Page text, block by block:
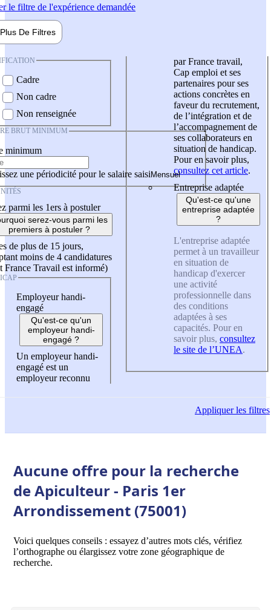
le filtre de l'expérience demandée
Plus De Filtres
Cadre
Non cadre
Non renseignée
BRUT MINIMUM
minimum
une périodicité pour le salaire saisi
parmi les 1ers à postuler
serez-vous parmi les
premiers à postuler ?
de plus de 15 jours,
moins de 4 candidatures
France Travail est informé)
Employeur handi-
engagé
Qu'est-ce qu'un
employeur handi-
engagé ?
Un employeur handi-
engagé est un
employeur reconnu
par France travail,
Cap emploi et ses
partenaires pour ses
actions concrètes en
faveur du recrutement,
de l’intégration et de
l’accompagnement de
ses collaborateurs en
situation de handicap.
Pour en savoir plus,
consultez cet article.
Entreprise adaptée
Qu'est-ce qu'une
entreprise adaptée
?
L'entreprise adaptée
permet à un travailleur
en situation de
handicap d'exercer
une activité
professionnelle dans
des conditions
adaptées à ses
capacités. Pour en
savoir plus, consultez
le site de l’UNEA.
Appliquerles filtres
Aucune offre pour la recherche
de Apiculteur - Paris 1er
Arrondissement (75001)
Voici quelques conseils : essayez d’autres mots clés, vérifiez
l’orthographe ou élargissez votre zone géographique de
recherche.